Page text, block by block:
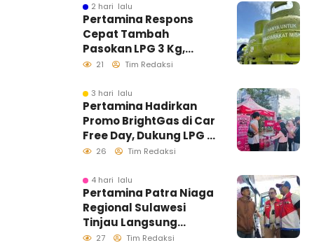
2 hari lalu
Pertamina Respons
Cepat Tambah
Pasokan LPG 3 Kg,
Kondisi Penyaluran di
Berlangsung Kondusif
21 Tim Redaksi
3 hari lalu
Pertamina Hadirkan
Promo BrightGas di Car
Free Day, Dukung LPG 3
Kg Tepat Sasaran
26 Tim Redaksi
4 hari lalu
Pertamina Patra Niaga
Regional Sulawesi
Tinjau Langsung
Pelayanan SPBU di
27 Tim Redaksi